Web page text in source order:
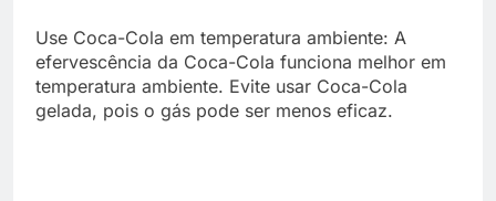
Use Coca-Cola em temperatura ambiente: A
efervescência da Coca-Cola funciona melhor em
temperatura ambiente. Evite usar Coca-Cola
gelada, pois o gás pode ser menos eficaz.